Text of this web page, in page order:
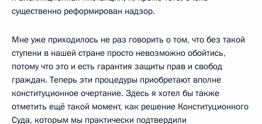
существенно реформирован надзор.
Мне уже приходилось не раз говорить о том, что без такой
ступени в нашей стране просто невозможно обойтись,
потому что это и есть гарантия защиты прав и свобод
граждан. Теперь эти процедуры приобретают вполне
конституционное очертание. Здесь я хотел бы также
отметить ещё такой момент, как решение Конституционного
Суда, которым мы практически подтвердили